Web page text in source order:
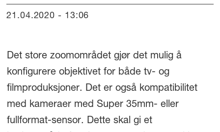
21.04.2020 - 13:06
Det store zoomområdet gjør det mulig å
konfigurere objektivet for både tv- og
filmproduksjoner. Det er også kompatibilitet
med kameraer med Super 35mm- eller
fullformat-sensor. Dette skal gi et